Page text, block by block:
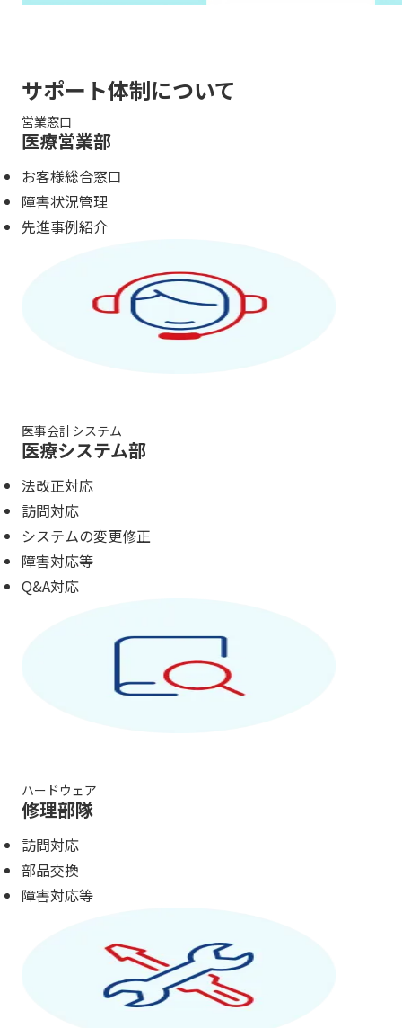
サポート体制について
営業窓口
医療営業部
お客様総合窓口
障害状況管理
先進事例紹介
医事会計システム
医療システム部
法改正対応
訪問対応
システムの変更修正
障害対応等
Q&A対応
ハードウェア
修理部隊
訪問対応
部品交換
障害対応等